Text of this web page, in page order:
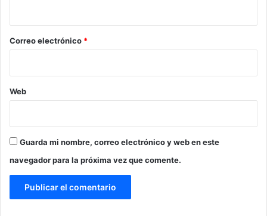
*
Correo electrónico *
Web
Guarda mi nombre, correo electrónico y web en este
navegador para la próxima vez que comente.